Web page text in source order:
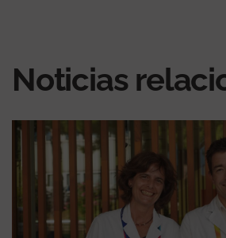
Noticias